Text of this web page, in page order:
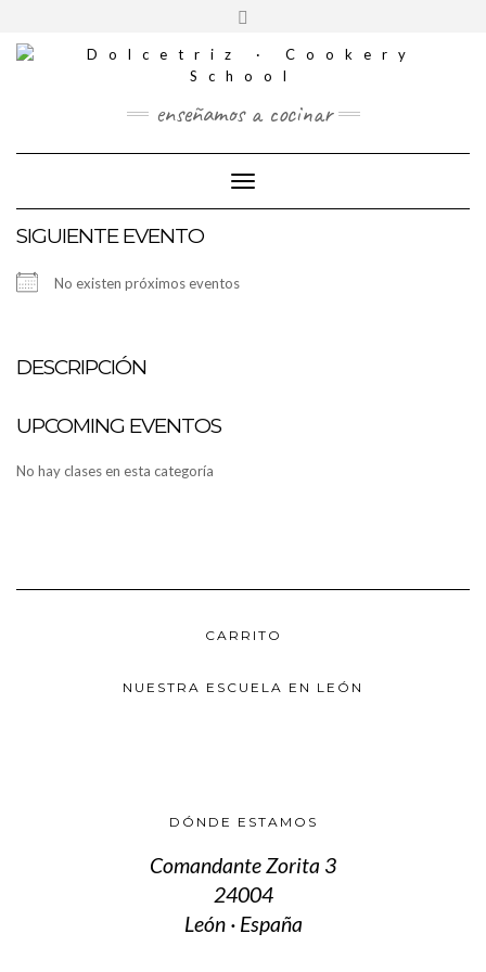
contenido
CONTACTO
SOCIALEScabecera
enseñamos a cocinar
Cambiar modo de navegación
SIGUIENTE EVENTO
No existen próximos eventos
DESCRIPCIÓN
UPCOMING EVENTOS
No hay clases en esta categoría
CARRITO
NUESTRA ESCUELA EN LEÓN
DÓNDE ESTAMOS
Comandante Zorita 3
24004
León · España